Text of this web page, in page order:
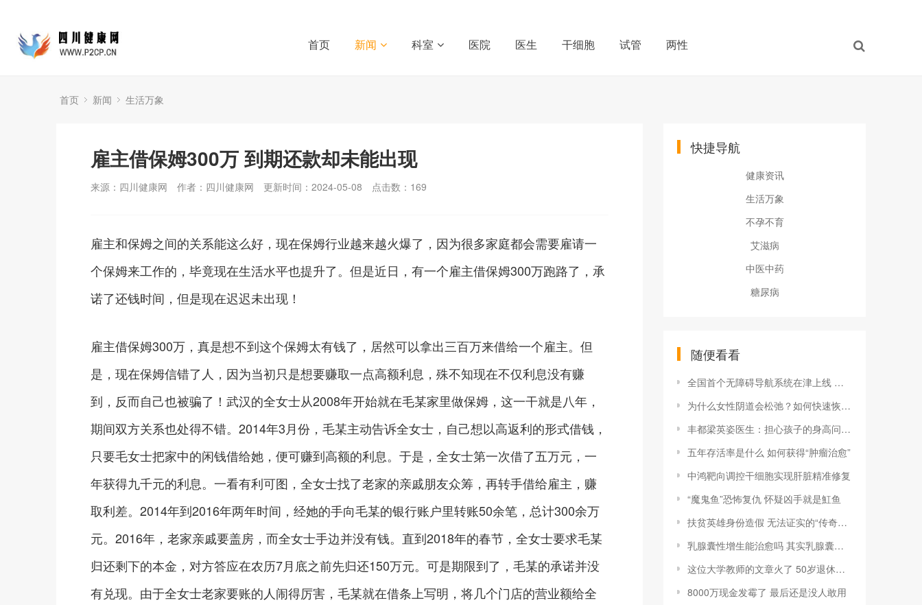
首页 新闻 科室 医院 医生 干细胞 试管 两性
首页 新闻 生活万象
雇主借保姆300万 到期还款却未能出现
来源：四川健康网 作者：四川健康网 更新时间：2024-05-08 点击数： 169
雇主和保姆之间的关系能这么好，现在保姆行业越来越火爆了，因为很多家庭都会需要雇请一
个保姆来工作的，毕竟现在生活水平也提升了。但是近日，有一个雇主借保姆300万跑路了，承
诺了还钱时间，但是现在迟迟未出现！
雇主借保姆300万，真是想不到这个保姆太有钱了，居然可以拿出三百万来借给一个雇主。但
是，现在保姆信错了人，因为当初只是想要赚取一点高额利息，殊不知现在不仅利息没有赚
到，反而自己也被骗了！武汉的全女士从2008年开始就在毛某家里做保姆，这一干就是八年，
期间双方关系也处得不错。2014年3月份，毛某主动告诉全女士，自己想以高返利的形式借钱，
只要毛女士把家中的闲钱借给她，便可赚到高额的利息。于是，全女士第一次借了五万元，一
年获得九千元的利息。一看有利可图，全女士找了老家的亲戚朋友众筹，再转手借给雇主，赚
取利差。2014年到2016年两年时间，经她的手向毛某的银行账户里转账50余笔，总计300余万
元。2016年，老家亲戚要盖房，而全女士手边并没有钱。直到2018年的春节，全女士要求毛某
归还剩下的本金，对方答应在农历7月底之前先归还150万元。可是期限到了，毛某的承诺并没
有兑现。由于全女士老家要账的人闹得厉害，毛某就在借条上写明，将几个门店的营业额给全
快捷导航
健康资讯
生活万象
不孕不育
艾滋病
中医中药
糖尿病
随便看看
全国首个无障碍导航系统在津上线 创造无障碍环境
为什么女性阴道会松弛？如何快速恢复紧致阴道【图】
丰都梁英姿医生：担心孩子的身高问题？
五年存活率是什么 如何获得“肿瘤治愈”
中鸿靶向调控干细胞实现肝脏精准修复
“魔鬼鱼”恐怖复仇 怀疑凶手就是魟鱼
扶贫英雄身份造假 无法证实的“传奇经历”
乳腺囊性增生能治愈吗 其实乳腺囊性增生并不可怕
这位大学教师的文章火了 50岁退休是一种社会资源浪费吗
8000万现金发霉了 最后还是没人敢用